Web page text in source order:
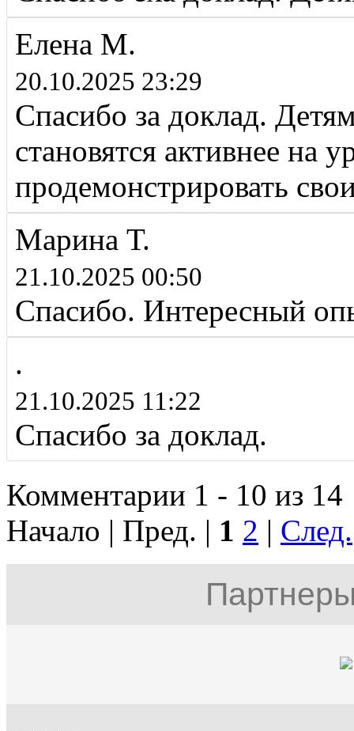
Елена М.
20.10.2025 23:29
Спасибо за доклад.
становятся активнее на
продемонстрировать
Марина Т.
21.10.2025 00:50
Спасибо. Интересный
.
21.10.2025 11:22
Спасибо за доклад.
Комментарии 1 - 10 из 14
Начало | Пред. | 1 2 | След.